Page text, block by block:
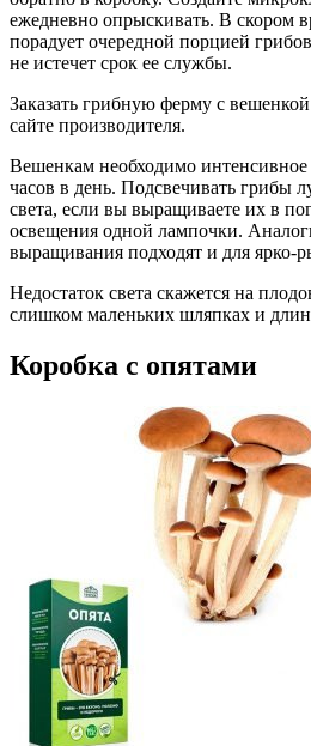
ежедневно опрыскивать. В скором
порадует очередной порцией
не истечет срок ее службы.
Заказать грибную ферму с
сайте производителя.
Вешенкам необходимо
часов в день. Подсвечивать грибы
света, если вы выращиваете их в
освещения одной лампочки.
выращивания подходят и для
Недостаток света скажется на
слишком маленьких шляпках и
Коробка с опятами